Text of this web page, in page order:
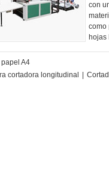
con
como
hojas
A4
cortadora longitudinal